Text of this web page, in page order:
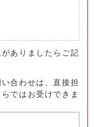
ありましたらご記
合わせは、直接担
ではお受けできま